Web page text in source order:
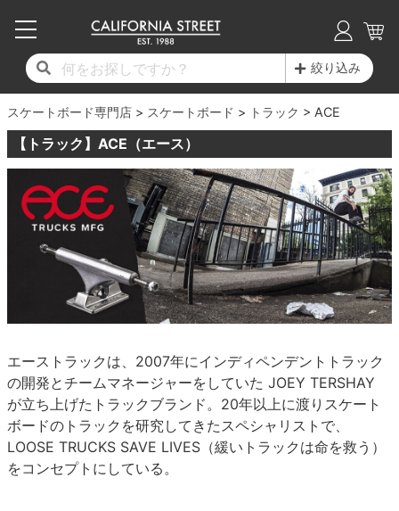
絞り込み
スケートボード専門店 スケートボード トラック ACE
【トラック】ACE（エース）
エーストラックは、2007年にインディペンデントトラック
の開発とチームマネージャーをしていた JOEY TERSHAY
が立ち上げたトラックブランド。20年以上に渡りスケート
ボードのトラックを研究してきたスペシャリストで、
LOOSE TRUCKS SAVE LIVES（緩いトラックは命を救う）
をコンセプトにしている。
17時までのご注文は当日発送！
11,000円以上で送料無料！
毎月1日はポイント5倍！10日と20日は3倍！
コンプリートセット（完成品）
デッキ
17時までのご注文は当日発送！
11,000円以上で送料無料！
毎月1日はポイント5倍！10日と20日は3倍！
デッキ新着一覧
デッキブランド一覧（全てのデッキ）
サイズからデッキを選ぶ
子供用デッキ
7.0inch以下
7.2inch
7.3inch
7.5inch
7.8inch
7.9inch
8.0inch
トラック
17時までのご注文は当日発送！
11,000円以上で送料無料！
毎月1日はポイント5倍！10日と20日は3倍！
トラック新着一覧
トラックブランド一覧（全てのトラック）
適合デッキサイズから選ぶ
7.0inch以下
7.2inch
7.3inch
7.5inch
7.6inch
7.9inch
8.0inch
8.1inch
ウィール
17時までのご注文は当日発送！
11,000円以上で送料無料！
毎月1日はポイント5倍！10日と20日は3倍！
ウィール新着一覧
ウィールブランド一覧（全てのウィール）
ウィールをサイズから選ぶ
50mm
51mm
52mm
53mm
54mm
57mm
58mm
59mm
スピットファイヤー F4（フォーミュラフォ
ボーンズ XF（エックスフォーミュラ）
ボーンズ STF（エスティーエフ）
パウエルペラルタ DF（ドラゴンフォーミュ
ラ）
デッキテープ
ボルト
パーツ・その他
17時までのご注文は当日発送！
11,000円以上で送料無料！
毎月1日はポイント5倍！10日と20日は3倍！
シューズ新着一覧
シューズブランド一覧
シューズをサイズから選ぶ
20cm
21cm
22cm
22.5cm
23cm
23.5cm
24.5cm
25cm
25.5cm
サンダル
シューレース・その他
17時までのご注文は当日発送！
11,000円以上で送料無料！
毎月1日はポイント5倍！10日と20日は3倍！
Tシャツ
ロングスリーブTシャツ
ジャケット
パーカー
パンツ
ショーツ
長袖ボタンシャツ
17時までのご注文は当日発送！
11,000円以上で送料無料！
毎月1日はポイント5倍！10日と20日は3倍！
最新ブログ一覧
カテゴリー
17時までのご注文は当日発送！
11,000円以上で送料無料！
毎月1日はポイント5倍！10日と20日は3倍！
初心者の方へ
商品情報
徹底解析
スタッフおすすめアイテム
INFO
スケートパーク情報
17時までのご注文は当日発送！
11,000円以上で送料無料！
毎月1日はポイント5倍！10日と20日は3倍！
店舗情報
ショップライダー紹介
スタッフ紹介
カリフォルニアストリートの歴史
プライバシーポリシー
特定商取引法に基づく表記